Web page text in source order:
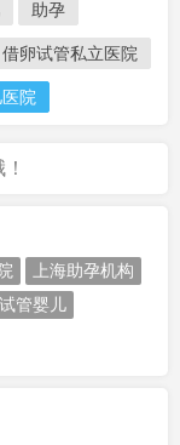
助孕
借卵试管私立医院
院
上海助孕机构
试管婴儿